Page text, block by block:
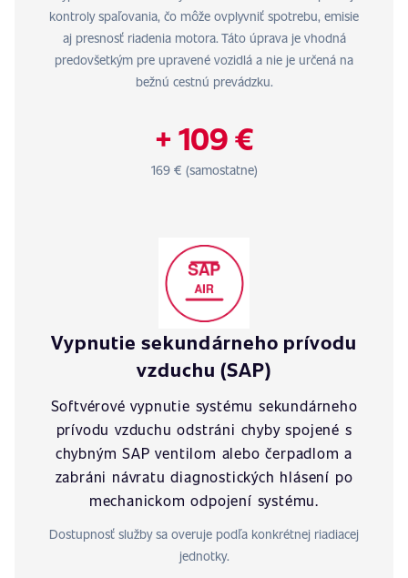
kontroly spaľovania, čo môže ovplyvniť spotrebu, emisie
aj presnosť riadenia motora. Táto úprava je vhodná
predovšetkým pre upravené vozidlá a nie je určená na
bežnú cestnú prevádzku.
+ 109 €
169 € (samostatne)
Vypnutie sekundárneho prívodu
vzduchu (SAP)
Softvérové vypnutie systému sekundárneho
prívodu vzduchu odstráni chyby spojené s
chybným SAP ventilom alebo čerpadlom a
zabráni návratu diagnostických hlásení po
mechanickom odpojení systému.
Dostupnosť služby sa overuje podľa konkrétnej riadiacej
jednotky.